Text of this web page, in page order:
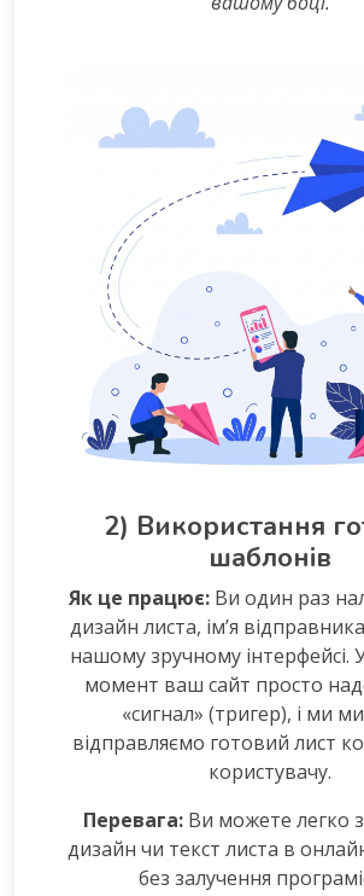
2) Використання
шаблонів
Як це працює:Ви один раз
дизайн листа, ім’я
нашому зручному інтерфейсі.
момент ваш сайт просто
«сигнал» (тригер), і ми
відправляємо готовий лист
користувачу.
Перевага:Ви можете легко
дизайн чи текст листа в
без залучення